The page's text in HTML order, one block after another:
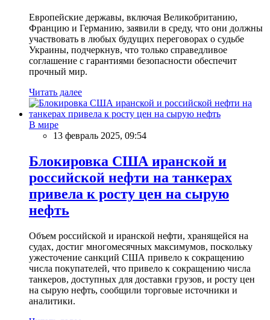
Европейские державы, включая Великобританию,
Францию и Германию, заявили в среду, что они должны
участвовать в любых будущих переговорах о судьбе
Украины, подчеркнув, что только справедливое
соглашение с гарантиями безопасности обеспечит
прочный мир.
Читать далее
В мире
13 февраль 2025, 09:54
Блокировка США иранской и
российской нефти на танкерах
привела к росту цен на сырую
нефть
Объем российской и иранской нефти, хранящейся на
судах, достиг многомесячных максимумов, поскольку
ужесточение санкций США привело к сокращению
числа покупателей, что привело к сокращению числа
танкеров, доступных для доставки грузов, и росту цен
на сырую нефть, сообщили торговые источники и
аналитики.